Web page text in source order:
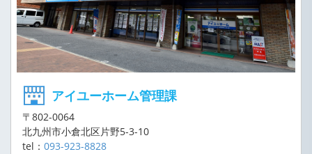
アイユーホーム管理課
〒802-0064
北九州市小倉北区片野5-3-10
tel： 093-923-8828